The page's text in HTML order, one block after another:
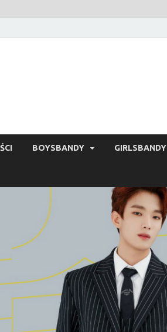
BOYSBANDY GIRLSBANDY